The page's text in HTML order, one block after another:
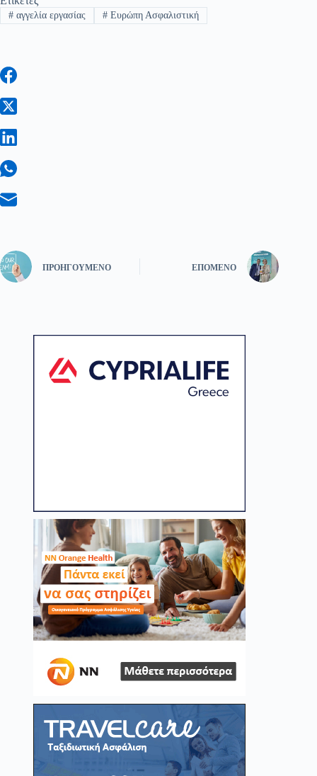
#αγγελία εργασίας #Ευρώπη Ασφαλιστική
ΠΡΟΗΓΟΎΜΕΝΟ ΕΠΌΜΕΝΟ